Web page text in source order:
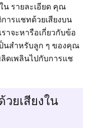
น รายละเอียด คุณ
ารแชทด้วยเสียงบน
าจะหารือเกี่ยวกับข้อ
นสำหรับลูก ๆ ของคุณ
ดเพลินไปกับการแช
ยเสียงใน